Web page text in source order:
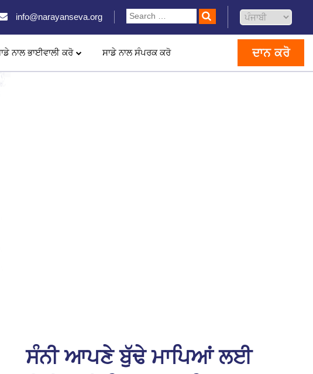
info@narayanseva.org
ਨਾਲ ਭਾਈਵਾਲੀ ਕਰੋ ਸਾਡੇ ਨਾਲ ਸੰਪਰਕ ਕਰੋ ਦਾਨ ਕਰੋ
ਸੰਨੀ ਆਪਣੇ ਬੁੱਢੇ ਮਾਪਿਆਂ ਲਈ